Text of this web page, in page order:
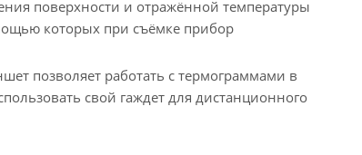
поверхности и отражённой температуры
которых при съёмке прибор
позволяет работать с термограммами в
свой гаждет для дистанционного